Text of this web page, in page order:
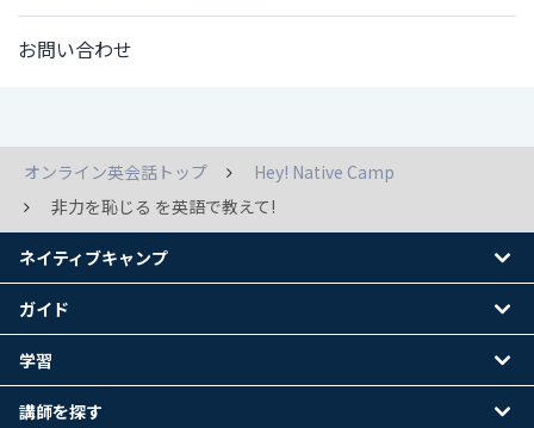
お問い合わせ
オンライン英会話トップ
Hey! Native Camp
非力を恥じる を英語で教えて!
ネイティブキャンプ
ガイド
学習
講師を探す